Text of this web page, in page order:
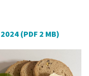
(PDF 2 MB)